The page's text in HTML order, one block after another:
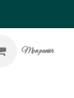
Mon panier